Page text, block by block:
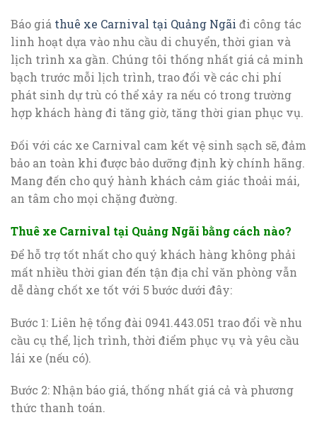
Báo giá thuê xe Carnival tại Quảng Ngãi đi công tác
linh hoạt dựa vào nhu cầu di chuyển, thời gian và
lịch trình xa gần. Chúng tôi thống nhất giá cả minh
bạch trước mỗi lịch trình, trao đổi về các chi phí
phát sinh dự trù có thể xảy ra nếu có trong trường
hợp khách hàng đi tăng giờ, tăng thời gian phục vụ.
Đối với các xe Carnival cam kết vệ sinh sạch sẽ, đảm
bảo an toàn khi được bảo dưỡng định kỳ chính hãng.
Mang đến cho quý hành khách cảm giác thoải mái,
an tâm cho mọi chặng đường.
Thuê xe Carnival tại Quảng Ngãi bằng cách nào?
Để hỗ trợ tốt nhất cho quý khách hàng không phải
mất nhiều thời gian đến tận địa chỉ văn phòng vẫn
dễ dàng chốt xe tốt với 5 bước dưới đây:
Bước 1: Liên hệ tổng đài 0941.443.051 trao đổi về nhu
cầu cụ thể, lịch trình, thời điểm phục vụ và yêu cầu
lái xe (nếu có).
Bước 2: Nhận báo giá, thống nhất giá cả và phương
thức thanh toán.